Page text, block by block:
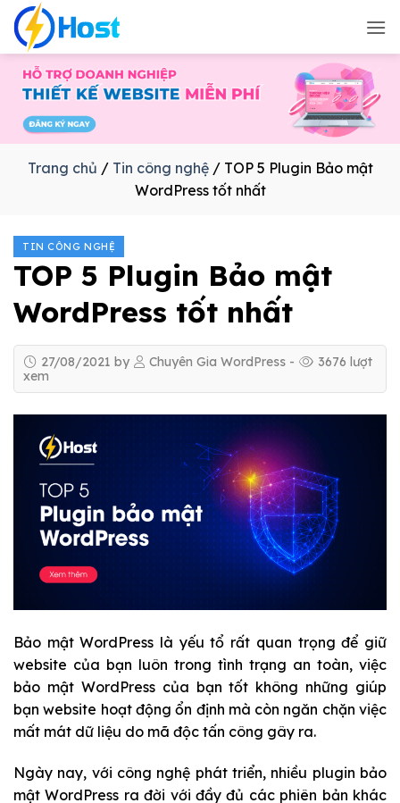
Bỏ
qua
nội
dung
Trang chủ / Tin công nghệ/ TOP 5 Plugin Bảo mật
WordPress tốt nhất
TIN CÔNG NGHỆ
TOP 5 Plugin Bảo mật
WordPress tốt nhất
27/08/2021 by Chuyên Gia WordPress - 3676 lượt
xem
Bảo mật WordPress là yếu tổ rất quan trọng để giữ
website của bạn luôn trong tình trạng an toàn, việc
bảo mật WordPress của bạn tốt không những giúp
bạn website hoạt động ổn định mà còn ngăn chặn việc
mất mát dữ liệu do mã độc tấn công gây ra.
Ngày nay, với công nghệ phát triển, nhiều plugin bảo
mật WordPress ra đời với đầy đủ các phiên bản khác